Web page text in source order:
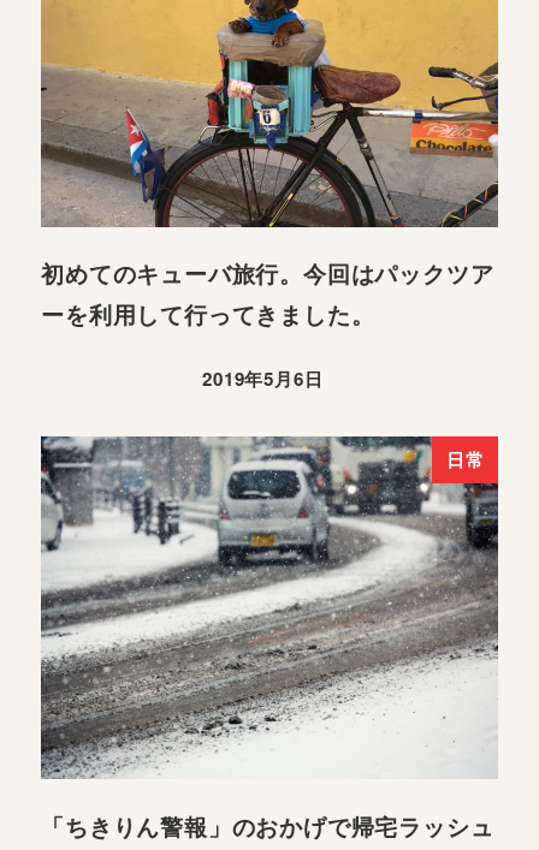
初めてのキューバ旅行。今回はパックツア
ーを利用して行ってきました。
2019年5月6日
日常
「ちきりん警報」のおかげで帰宅ラッシュ